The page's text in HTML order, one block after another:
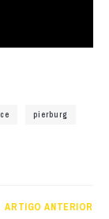
pierburg
ARTIGO ANTERIOR